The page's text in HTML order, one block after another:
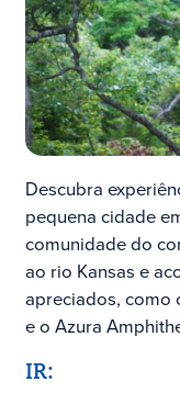
Descubra
pequena cidade
comunidade do
ao rio Kansas e
apreciados, como
e o Azura
IR: